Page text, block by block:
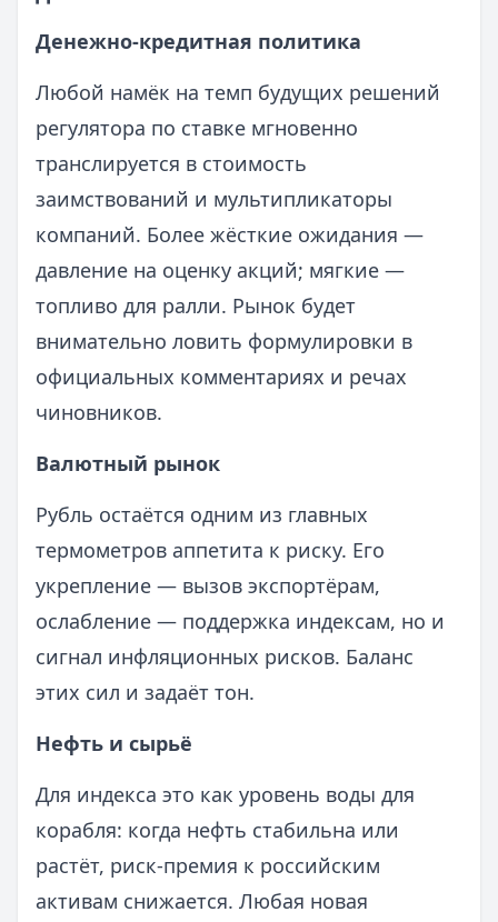
Денежно-кредитная политика
Любой намёк на темп будущих решений
регулятора по ставке мгновенно
транслируется в стоимость
заимствований и мультипликаторы
компаний. Более жёсткие ожидания —
давление на оценку акций; мягкие —
топливо для ралли. Рынок будет
внимательно ловить формулировки в
официальных комментариях и речах
чиновников.
Валютный рынок
Рубль остаётся одним из главных
термометров аппетита к риску. Его
укрепление — вызов экспортёрам,
ослабление — поддержка индексам, но и
сигнал инфляционных рисков. Баланс
этих сил и задаёт тон.
Нефть и сырьё
Для индекса это как уровень воды для
корабля: когда нефть стабильна или
растёт, риск-премия к российским
активам снижается. Любая новая